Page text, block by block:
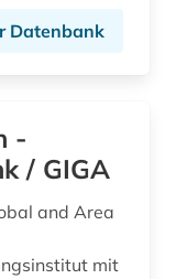
wissenschaftliche kooperation (1)
Datenbank
-
/ GIGA
and Area
mit